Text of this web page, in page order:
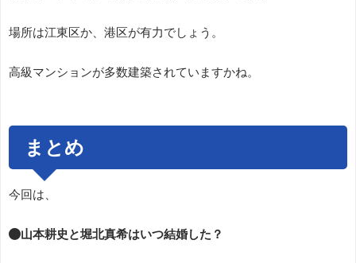
場所は江東区か、港区が有力でしょう。
高級マンションが多数建築されていますかね。
まとめ
今回は、
●山本耕史と堀北真希はいつ結婚した？